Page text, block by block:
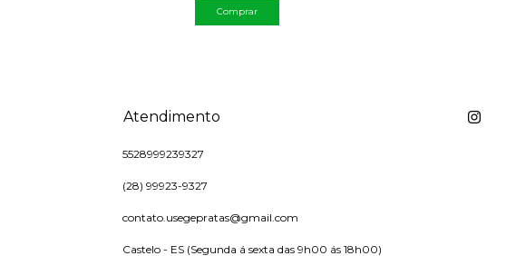
Atendimento
5528999239327
(28) 99923-9327
contato.usegepratas@gmail.com
Castelo - ES (Segunda á sexta das 9h00 ás 18h00)